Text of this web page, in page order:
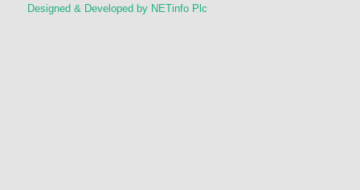
Designed & Developed by NETinfo Plc